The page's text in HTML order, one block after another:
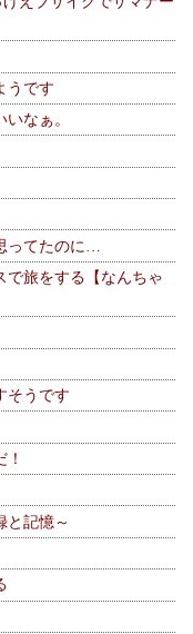
うです
なぁ。
ってたのに…
で旅をする【なんちゃ
そうです
記憶～